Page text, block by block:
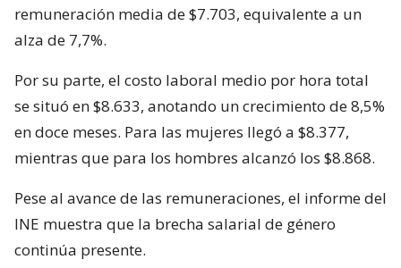
remuneración media de $7.703, equivalente a un
alza de 7,7%.
Por su parte, el costo laboral medio por hora total
se situó en $8.633, anotando un crecimiento de 8,5%
en doce meses. Para las mujeres llegó a $8.377,
mientras que para los hombres alcanzó los $8.868.
Pese al avance de las remuneraciones, el informe del
INE muestra que la brecha salarial de género
continúa presente.